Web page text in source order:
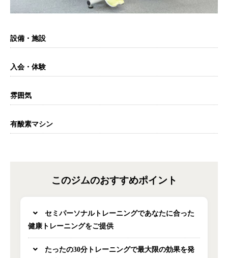
設備・施設
入会・体験
雰囲気
有酸素マシン
このジムのおすすめポイント
セミパーソナルトレーニングであなたに合った
健康トレーニングをご提供
たったの30分トレーニングで最大限の効果を発